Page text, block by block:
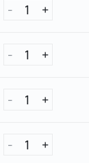
- 1 +
- 1 +
- 1 +
- 1 +